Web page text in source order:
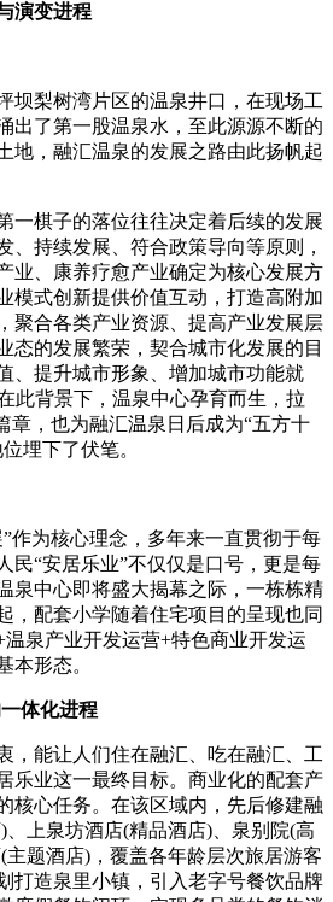
演变进程
坝梨树湾片区的温泉井口，在现场工
出了第一股温泉水，至此源源不断的
地，融汇温泉的发展之路由此扬帆起
一棋子的落位往往决定着后续的发展
、持续发展、符合政策导向等原则，
业、康养疗愈产业确定为核心发展方
模式创新提供价值互动，打造高附加
聚合各类产业资源、提高产业发展层
态的发展繁荣，契合城市化发展的目
、提升城市形象、增加城市功能就
此背景下，温泉中心孕育而生，拉
章，也为融汇温泉日后成为“五方十
埋下了伏笔。
作为核心理念，多年来一直贯彻于每
民“安居乐业”不仅仅是口号，更是每
泉中心即将盛大揭幕之际，一栋栋精
，配套小学随着住宅项目的呈现也同
泉产业开发运营+特色商业开发运
本形态。
体化进程
，能让人们住在融汇、吃在融汇、工
乐业这一最终目标。商业化的配套产
核心任务。在该区域内，先后修建融
上泉坊酒店(精品酒店)、泉别院(高
题酒店)，覆盖各年龄层次旅居游客
打造泉里小镇，引入老字号餐饮品牌